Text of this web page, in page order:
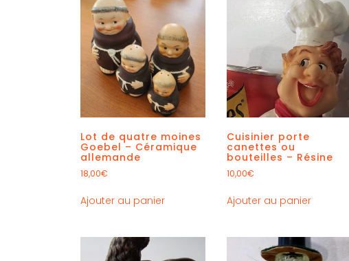
Lot de quatre moines
Goebel – Céramique
allemande
18,00€
Ajouter au panier
Cuisinier porte
canettes ou
bouteilles – Résine
10,00€
Ajouter au panier